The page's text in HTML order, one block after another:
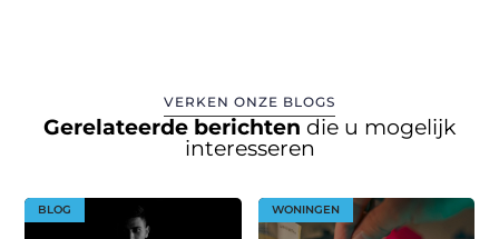
VERKEN ONZE BLOGS
Gerelateerde berichten die u mogelijk
interesseren
BLOG WONINGEN